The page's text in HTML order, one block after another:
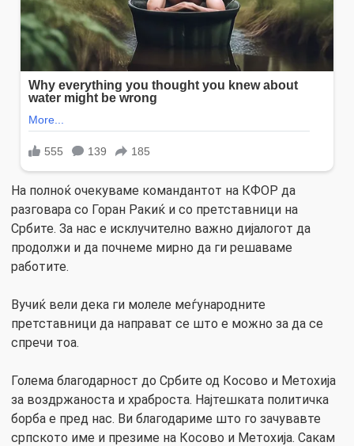
На полноќ очекуваме командантот на КФОР да
разговара со Горан Ракиќ и со претставници на
Србите. За нас е исклучително важно дијалогот да
продолжи и да почнеме мирно да ги решаваме
работите.
Вучиќ вели дека ги молеле меѓународните
претставници да направат се што е можно за да се
спречи тоа.
Голема благодарност до Србите од Косово и Метохија
за воздржаноста и храброста. Најтешката политичка
борба е пред нас. Ви благодариме што го зачувавте
српското име и презиме на Косово и Метохија. Сакам